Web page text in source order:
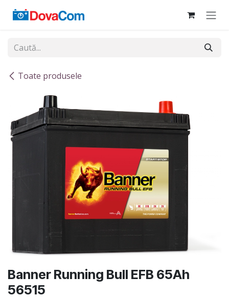
Toate produsele
Banner Running Bull EFB 65Ah
56515